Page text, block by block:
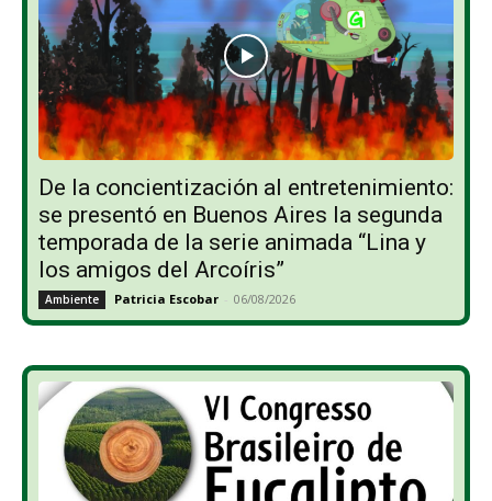
De la concientización al entretenimiento:
se presentó en Buenos Aires la segunda
temporada de la serie animada “Lina y
los amigos del Arcoíris”
Ambiente Patricia Escobar - 06/08/2026